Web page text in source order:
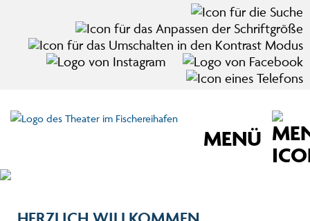
Zum Hauptinhalt der Seite springen
MENÜ